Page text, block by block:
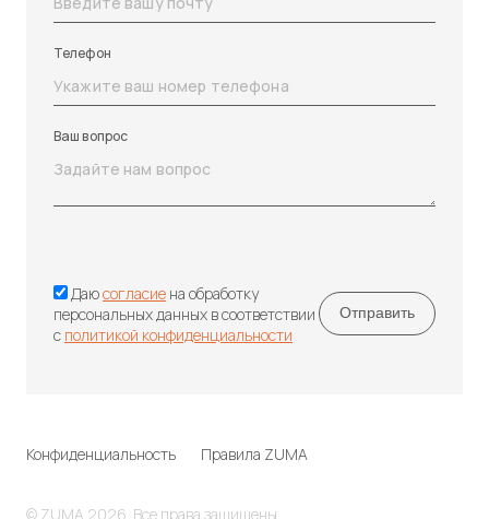
Телефон
Ваш вопрос
Даюсогласие на обработку
персональных данных в соответствии
с политикой конфиденциальности
Конфиденциальность Правила ZUMA
© ZUMA 2026. Все права защищены